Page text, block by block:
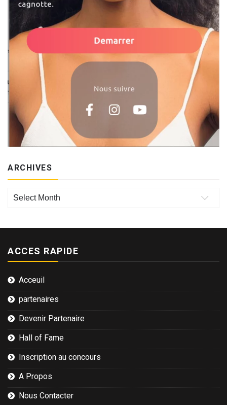
ARCHIVES
Archives
ACCES RAPIDE
Acceuil
partenaires
Devenir Partenaire
Hall of Fame
Inscription au concours
A Propos
Nous Contacter